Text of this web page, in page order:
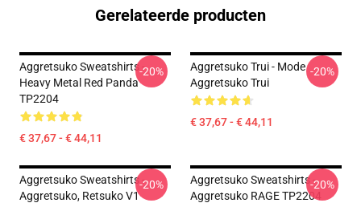
Gerelateerde producten
Aggretsuko Sweatshirts -
Heavy Metal Red Panda
TP2204
€ 37,67 - € 44,11
-20%
Aggretsuko Trui - Mode
Aggretsuko Trui
€ 37,67 - € 44,11
-20%
Aggretsuko Sweatshirts -
Aggretsuko, Retsuko V1
-20%
Aggretsuko Sweatshirts -
Aggretsuko RAGE TP2204
-20%